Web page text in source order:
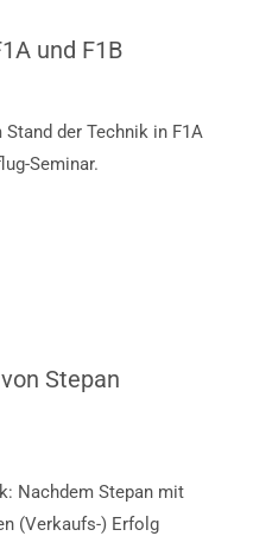
und F1B
der Technik in F1A
Seminar.
Stepan
Nachdem Stepan mit
(Verkaufs-) Erfolg